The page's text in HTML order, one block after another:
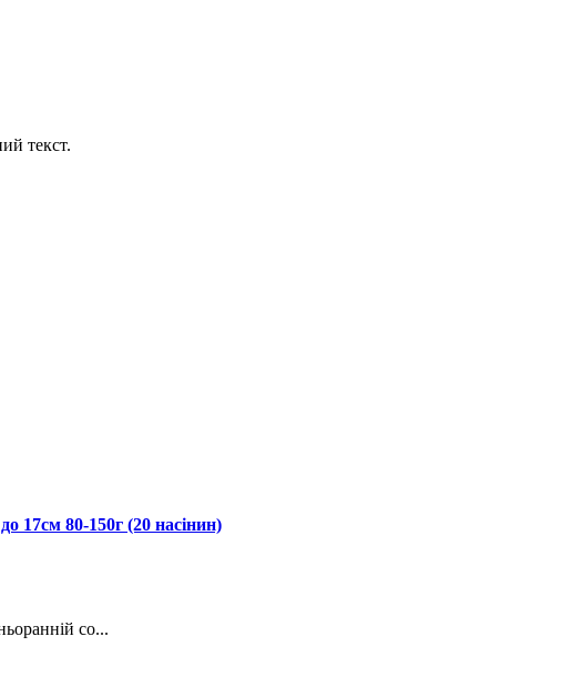
текст.
17см 80-150г (20 насінин)
со...